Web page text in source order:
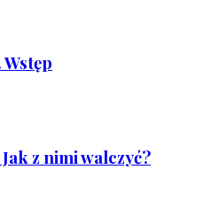
z nimi walczyć?